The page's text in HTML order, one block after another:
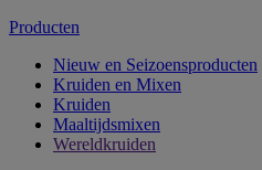
Producten
Nieuw en Seizoensproducten
Kruiden en Mixen
Kruiden
Maaltijdsmixen
Wereldkruiden